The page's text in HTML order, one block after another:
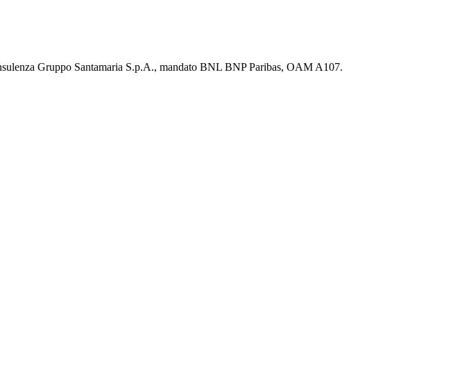
Gruppo Santamaria S.p.A., mandato BNL BNP Paribas, OAM A107.